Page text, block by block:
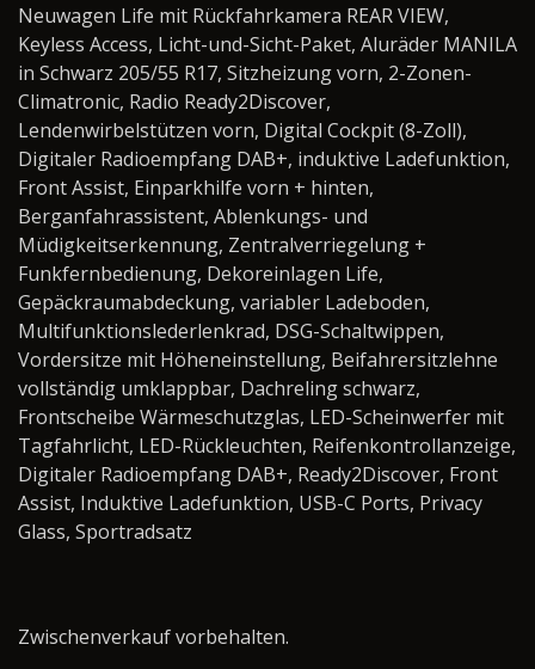
Neuwagen Life mit Rückfahrkamera REAR VIEW,
Keyless Access, Licht-und-Sicht-Paket, Aluräder MANILA
in Schwarz 205/55 R17, Sitzheizung vorn, 2-Zonen-
Climatronic, Radio Ready2Discover,
Lendenwirbelstützen vorn, Digital Cockpit (8-Zoll),
Digitaler Radioempfang DAB+, induktive Ladefunktion,
Front Assist, Einparkhilfe vorn + hinten,
Berganfahrassistent, Ablenkungs- und
Müdigkeitserkennung, Zentralverriegelung +
Funkfernbedienung, Dekoreinlagen Life,
Gepäckraumabdeckung, variabler Ladeboden,
Multifunktionslederlenkrad, DSG-Schaltwippen,
Vordersitze mit Höheneinstellung, Beifahrersitzlehne
vollständig umklappbar, Dachreling schwarz,
Frontscheibe Wärmeschutzglas, LED-Scheinwerfer mit
Tagfahrlicht, LED-Rückleuchten, Reifenkontrollanzeige,
Digitaler Radioempfang DAB+, Ready2Discover, Front
Assist, Induktive Ladefunktion, USB-C Ports, Privacy
Glass, Sportradsatz
Zwischenverkauf vorbehalten.